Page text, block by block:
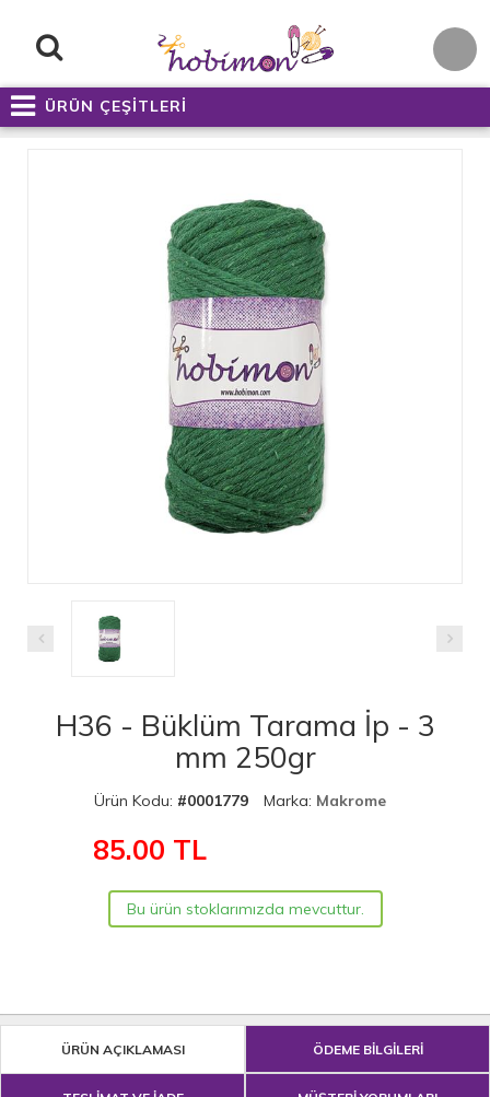
ÜRÜN ÇEŞİTLERİ
H36 - Büklüm Tarama İp - 3
mm 250gr
Ürün Kodu: #0001779 Marka: Makrome
85.00 TL
Bu ürün stoklarımızda mevcuttur.
ÜRÜN AÇIKLAMASI ÖDEME BİLGİLERİ